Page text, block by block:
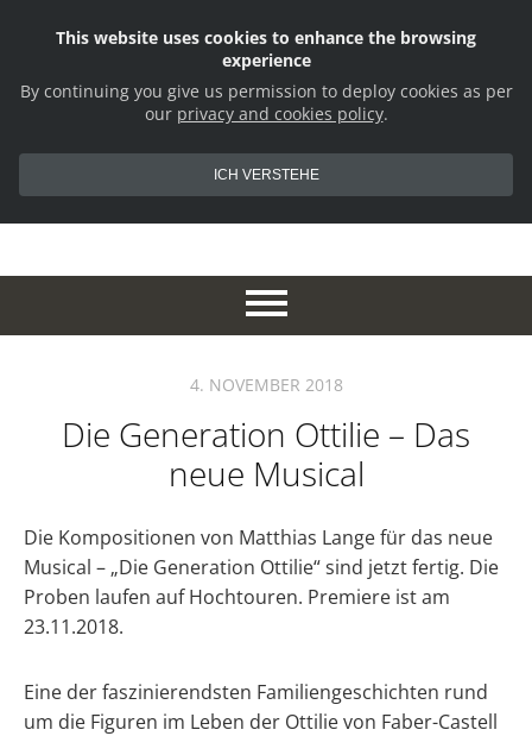
4. NOVEMBER 2018
Die Generation Ottilie – Das
neue Musical
Die Kompositionen von Matthias Lange für das neue
Musical – „Die Generation Ottilie“ sind jetzt fertig. Die
Proben laufen auf Hochtouren. Premiere ist am
23.11.2018.
Eine der faszinierendsten Familiengeschichten rund
um die Figuren im Leben der Ottilie von Faber-Castell
This website uses cookies to enhance the browsing
experience
By continuing you give us permission to deploy cookies as per
our privacy and cookies policy.
ICH VERSTEHE